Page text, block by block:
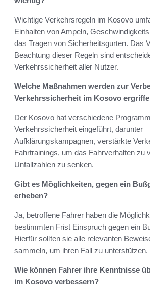
Wichtige Verkehrsregeln im Kosovo
Einhalten von Ampeln,
das Tragen von Sicherheitsgurten. Das
Beachtung dieser Regeln sind
Verkehrssicherheit aller Nutzer.
Welche Maßnahmen werden zur
Verkehrssicherheit im Kosovo
Der Kosovo hat verschiedene
Verkehrssicherheit eingeführt, darunter
Aufklärungskampagnen, verstärkte
Fahrtrainings, um das Fahrverhalten zu
Unfallzahlen zu senken.
Gibt es Möglichkeiten, gegen ein
erheben?
Ja, betroffene Fahrer haben die
bestimmten Frist Einspruch gegen ein
Hierfür sollten sie alle relevanten
sammeln, um ihren Fall zu unterstützen.
Wie können Fahrer ihre Kenntnisse
im Kosovo verbessern?